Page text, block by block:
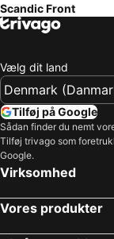
Scandic Front
Vælg dit land
Tilføj på Google
Sådan finder du nemt
Tilføj trivago som
Google.
Virksomhed
Vores produkter